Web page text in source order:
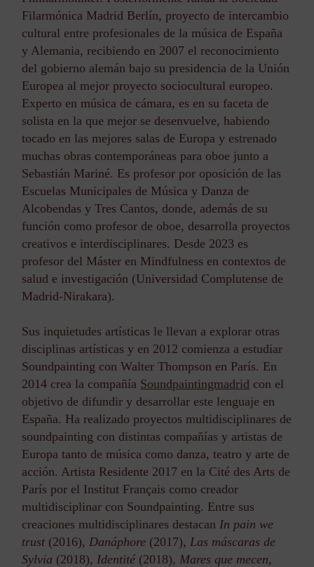
Filarmónica Madrid Berlín, proyecto de intercambio
cultural entre profesionales de la música de España
y Alemania, recibiendo en 2007 el reconocimiento
del gobierno alemán bajo su presidencia de la Unión
Europea al mejor proyecto sociocultural europeo.
Experto en música de cámara, es en su faceta de
solista en la que mejor se desenvuelve, habiendo
tocado en las mejores salas de Europa y estrenado
muchas obras contemporáneas para oboe junto a
Sebastián Mariné. Es profesor por oposición de las
Escuelas Municipales de Música y Danza de
Alcobendas y Tres Cantos, donde, además de su
función como profesor de oboe, desarrolla proyectos
creativos e interdisciplinares. Desde 2023 es
profesor del Máster en Mindfulness en contextos de
salud e investigación (Universidad Complutense de
Madrid-Nirakara).
Sus inquietudes artísticas le llevan a explorar otras
disciplinas artísticas y en 2012 comienza a estudiar
Soundpainting con Walter Thompson en París. En
2014 crea la compañía Soundpaintingmadrid con el
objetivo de difundir y desarrollar este lenguaje en
España. Ha realizado proyectos multidisciplinares de
soundpainting con distintas compañías y artistas de
Europa tanto de música como danza, teatro y arte de
acción. Artista Residente 2017 en la Cité des Arts de
París por el Institut Français como creador
multidisciplinar con Soundpainting. Entre sus
creaciones multidisciplinares destacanIn pain we
trust (2016),Danáphore (2017),Las máscaras de
Sylvia (2018),Identité (2018),Mares que mecen,